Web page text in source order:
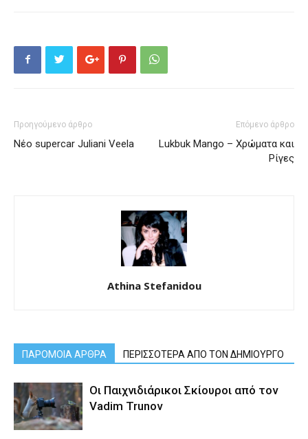
Προηγούμενο άρθρο
Νέο supercar Juliani Veela
Επόμενο άρθρο
Lukbuk Mango – Χρώματα και
Ρίγες
Athina Stefanidou
ΠΑΡΟΜΟΙΑ ΑΡΘΡΑ ΠΕΡΙΣΣΟΤΕΡΑ ΑΠΟ ΤΟΝ ΔΗΜΙΟΥΡΓΟ
Οι Παιχνιδιάρικοι Σκίουροι από τον
Vadim Trunov